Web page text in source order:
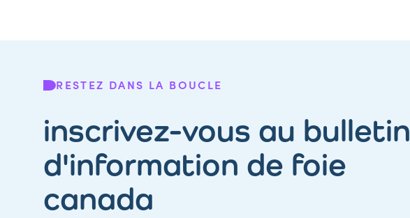
RESTEZ DANS LA BOUCLE
inscrivez-vous au bulletin
d'information de foie
canada